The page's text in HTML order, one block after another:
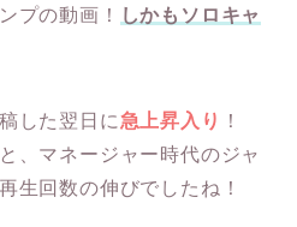
プの動画！
しかもソロキャ
した翌日に急上昇入り
！
、マネージャー時代のジャ
生回数の伸びでしたね！